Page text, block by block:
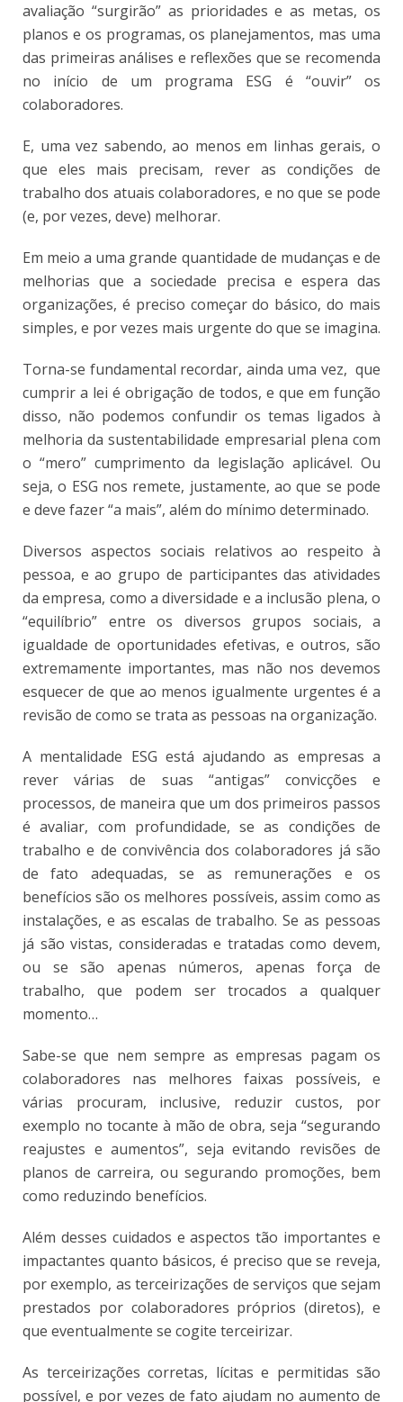
avaliação “surgirão” as prioridades e as metas, os
planos e os programas, os planejamentos, mas uma
das primeiras análises e reflexões que se recomenda
no início de um programa ESG é “ouvir” os
colaboradores.
E, uma vez sabendo, ao menos em linhas gerais, o
que eles mais precisam, rever as condições de
trabalho dos atuais colaboradores, e no que se pode
(e, por vezes, deve) melhorar.
Em meio a uma grande quantidade de mudanças e de
melhorias que a sociedade precisa e espera das
organizações, é preciso começar do básico, do mais
simples, e por vezes mais urgente do que se imagina.
Torna-se fundamental recordar, ainda uma vez, que
cumprir a lei é obrigação de todos, e que em função
disso, não podemos confundir os temas ligados à
melhoria da sustentabilidade empresarial plena com
o “mero” cumprimento da legislação aplicável. Ou
seja, o ESG nos remete, justamente, ao que se pode
e deve fazer “a mais”, além do mínimo determinado.
Diversos aspectos sociais relativos ao respeito à
pessoa, e ao grupo de participantes das atividades
da empresa, como a diversidade e a inclusão plena, o
“equilíbrio” entre os diversos grupos sociais, a
igualdade de oportunidades efetivas, e outros, são
extremamente importantes, mas não nos devemos
esquecer de que ao menos igualmente urgentes é a
revisão de como se trata as pessoas na organização.
A mentalidade ESG está ajudando as empresas a
rever várias de suas “antigas” convicções e
processos, de maneira que um dos primeiros passos
é avaliar, com profundidade, se as condições de
trabalho e de convivência dos colaboradores já são
de fato adequadas, se as remunerações e os
benefícios são os melhores possíveis, assim como as
instalações, e as escalas de trabalho. Se as pessoas
já são vistas, consideradas e tratadas como devem,
ou se são apenas números, apenas força de
trabalho, que podem ser trocados a qualquer
momento…
Sabe-se que nem sempre as empresas pagam os
colaboradores nas melhores faixas possíveis, e
várias procuram, inclusive, reduzir custos, por
exemplo no tocante à mão de obra, seja “segurando
reajustes e aumentos”, seja evitando revisões de
planos de carreira, ou segurando promoções, bem
como reduzindo benefícios.
Além desses cuidados e aspectos tão importantes e
impactantes quanto básicos, é preciso que se reveja,
por exemplo, as terceirizações de serviços que sejam
prestados por colaboradores próprios (diretos), e
que eventualmente se cogite terceirizar.
As terceirizações corretas, lícitas e permitidas são
possível, e por vezes de fato ajudam no aumento de